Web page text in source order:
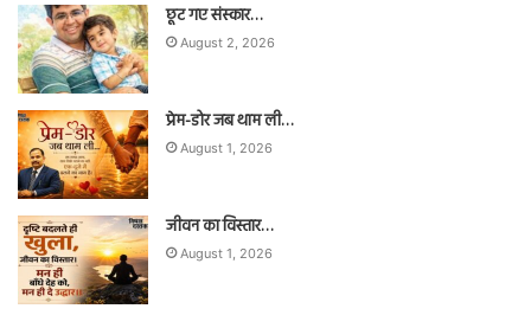
छूट गए संस्कार…
August 2, 2026
प्रेम-डोर जब थाम ली…
August 1, 2026
जीवन का विस्तार…
August 1, 2026